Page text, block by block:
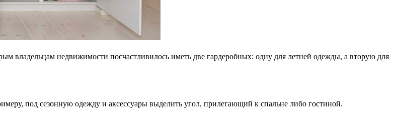
владельцам недвижимости посчастливилось иметь две гардеробных: одну для летней одежды, а вторую для
под сезонную одежду и аксессуары выделить угол, прилегающий к спальне либо гостиной.